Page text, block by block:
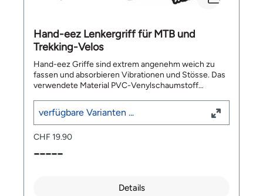
Hand-eez Lenkergriff für MTB und
Trekking-Velos
Hand-eez Griffe sind extrem angenehm weich zu
fassen und absorbieren Vibrationen und Stösse. Das
verwendete Material PVC-Venylschaumstoff
Luftkammern mit hoher Dichte aus, die dafür sorgen,
dass Feuchtigkeit und Schmutz nicht wie bei
anderen Schaumstoff- und Moosgummi-Griffen
aufgesogen werden kann. 10-15 geschlossene
„Wasserdicht“ – saugen kein Wasser auf Leicht zu
verfügbare Varianten ...
CHF 19.90
-----
Details